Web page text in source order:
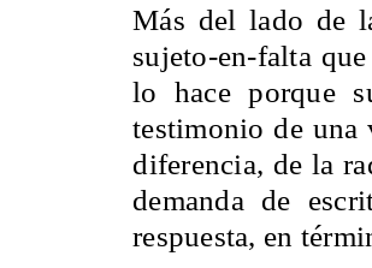
Más del lado de
sujeto-en-falta
lo hace porque
testimonio de una
diferencia, de la
demanda de
respuesta, en